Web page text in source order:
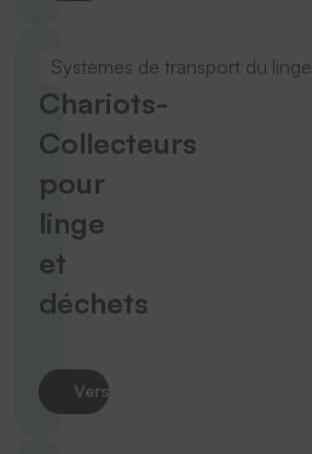
Systèmes de transport du linge
Chariots-
Collecteurs
pour
linge
et
déchets
Vers le produit